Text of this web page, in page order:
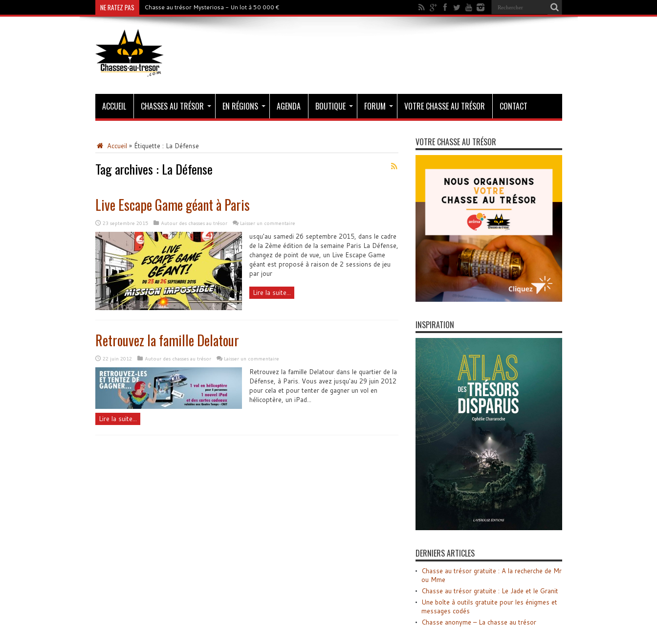
NE RATEZ PAS Chasse au trésor Mysteriosa - Un lot à 50 000 €
ACCUEIL CHASSES AU TRÉSOR EN RÉGIONS AGENDA BOUTIQUE FORUM VOTRE CHASSE AU TRÉSOR CONTACT
Accueil » Étiquette : La Défense
Tag archives : La Défense
Live Escape Game géant à Paris
23 septembre 2015 Autour des chasses au trésor Laisser un commentaire
usqu'au samedi 26 septembre 2015, dans le cadre
de la 2ème édition de la semaine Paris La Défense,
changez de point de vue, un Live Escape Game
géant est proposé à raison de 2 sessions de jeu
par jour
Lire la suite...
Retrouvez la famille Delatour
22 juin 2012 Autour des chasses au trésor Laisser un commentaire
Retrouvez la famille Delatour dans le quartier de la
Défense, à Paris. Vous avez jusqu'au 29 juin 2012
pour cela et pour tenter de gagner un vol en
hélicoptère, un iPad...
Lire la suite...
VOTRE CHASSE AU TRÉSOR
INSPIRATION
DERNIERS ARTICLES
Chasse au trésor gratuite : A la recherche de Mr
ou Mme
Chasse au trésor gratuite : Le Jade et le Granit
Une boîte à outils gratuite pour les énigmes et
messages codés
Chasse anonyme – La chasse au trésor